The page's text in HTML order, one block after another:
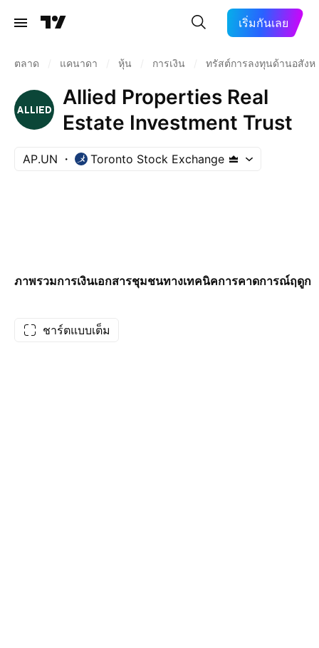
เริ่มกันเลย
ตลาด แคนาดา หุ้น การเงิน ทรัสต์การลงทุนด้านอสังห
Allied Properties Real
Estate Investment Trust
AP.UN Toronto Stock Exchange
ภาพรวมการเงินเอกสารชุมชนทางเทคนิคการคาดการณ์ฤดูก
ชาร์ตแบบเต็ม